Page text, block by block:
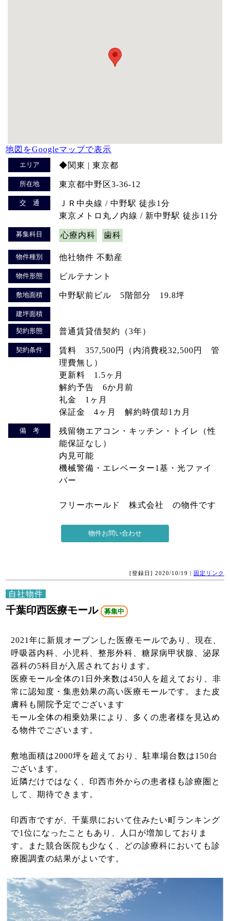
地図をGoogleマップで表示
エリア ◆関東 | 東京都
所在地 東京都中野区3-36-12
交 通
ＪＲ中央線 / 中野駅 徒歩1分
東京メトロ丸ノ内線 / 新中野駅 徒歩11分
募集科目 心療内科 歯科
物件種別 他社物件 不動産
物件形態 ビルテナント
敷地面積 中野駅前ビル 5階部分 19.8坪
建坪面積
契約形態 普通賃貸借契約（3年）
契約条件
賃料 357,500円（内消費税32,500円 管
理費無し）
更新料 1.5ヶ月
解約予告 6か月前
礼金 1ヶ月
保証金 4ヶ月 解約時償却1カ月
備 考
残留物エアコン・キッチン・トイレ（性
能保証なし）
内見可能
機械警備・エレベーター1基・光ファイ
バー
フリーホールド 株式会社 の物件です
[登録日] 2020/10/19 | 固定リンク
自社物件
千葉印西医療モール 募集中
2021年に新規オープンした医療モールであり、現在、
呼吸器内科、小児科、整形外科、糖尿病甲状腺、泌尿
器科の5科目が入居されております。
医療モール全体の1日外来数は450人を超えており、非
常に認知度・集患効果の高い医療モールです。また皮
膚科も開院予定でございます
モール全体の相乗効果により、多くの患者様を見込め
る物件でございます。
敷地面積は2000坪を超えており、駐車場台数は150台
ございます。
近隣だけではなく、印西市外からの患者様も診療圏と
して、期待できます。
印西市ですが、千葉県において住みたい町ランキング
で1位になったこともあり、人口が増加しておりま
す。また競合医院も少なく、どの診療科においても診
療圏調査の結果がよいです。